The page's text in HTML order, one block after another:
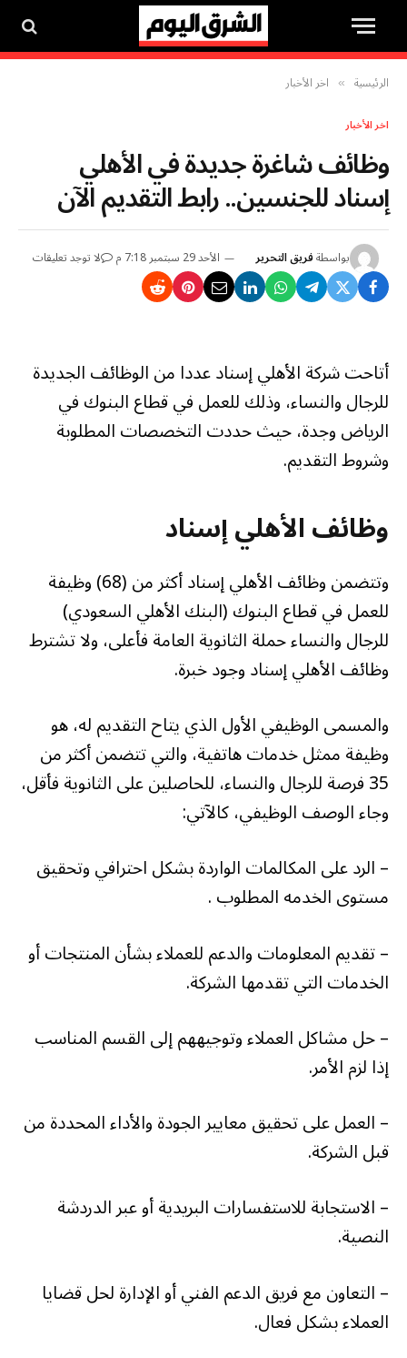
الرئيسية » اخر الأخبار
اخر الأخبار
وظائف شاغرة جديدة في الأهلي
إسناد للجنسين.. رابط التقديم الآن
بواسطةفريق التحرير الأحد 29 سبتمبر 7:18 م لا توجد تعليقات
أتاحت شركة الأهلي إسناد عددا من الوظائف الجديدة
للرجال والنساء، وذلك للعمل في قطاع البنوك في
الرياض وجدة، حيث حددت التخصصات المطلوبة
وشروط التقديم.
وظائف الأهلي إسناد
وتتضمن وظائف الأهلي إسناد أكثر من (68) وظيفة
للعمل في قطاع البنوك (البنك الأهلي السعودي)
للرجال والنساء حملة الثانوية العامة فأعلى، ولا تشترط
وظائف الأهلي إسناد وجود خبرة.
والمسمى الوظيفي الأول الذي يتاح التقديم له، هو
وظيفة ممثل خدمات هاتفية، والتي تتضمن أكثر من
35 فرصة للرجال والنساء، للحاصلين على الثانوية فأقل،
وجاء الوصف الوظيفي، كالآتي:
– الرد على المكالمات الواردة بشكل احترافي وتحقيق
مستوى الخدمه المطلوب .
– تقديم المعلومات والدعم للعملاء بشأن المنتجات أو
الخدمات التي تقدمها الشركة.
– حل مشاكل العملاء وتوجيههم إلى القسم المناسب
إذا لزم الأمر.
– العمل على تحقيق معايير الجودة والأداء المحددة من
قبل الشركة.
– الاستجابة للاستفسارات البريدية أو عبر الدردشة
النصية.
– التعاون مع فريق الدعم الفني أو الإدارة لحل قضايا
العملاء بشكل فعال.